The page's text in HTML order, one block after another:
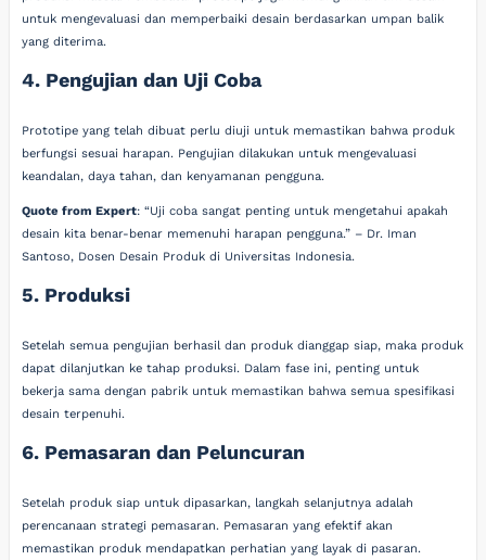
untuk mengevaluasi dan memperbaiki desain berdasarkan umpan balik
yang diterima.
4. Pengujian dan Uji Coba
Prototipe yang telah dibuat perlu diuji untuk memastikan bahwa produk
berfungsi sesuai harapan. Pengujian dilakukan untuk mengevaluasi
keandalan, daya tahan, dan kenyamanan pengguna.
Quote from Expert: “Uji coba sangat penting untuk mengetahui apakah
desain kita benar-benar memenuhi harapan pengguna.” – Dr. Iman
Santoso, Dosen Desain Produk di Universitas Indonesia.
5. Produksi
Setelah semua pengujian berhasil dan produk dianggap siap, maka produk
dapat dilanjutkan ke tahap produksi. Dalam fase ini, penting untuk
bekerja sama dengan pabrik untuk memastikan bahwa semua spesifikasi
desain terpenuhi.
6. Pemasaran dan Peluncuran
Setelah produk siap untuk dipasarkan, langkah selanjutnya adalah
perencanaan strategi pemasaran. Pemasaran yang efektif akan
memastikan produk mendapatkan perhatian yang layak di pasaran.